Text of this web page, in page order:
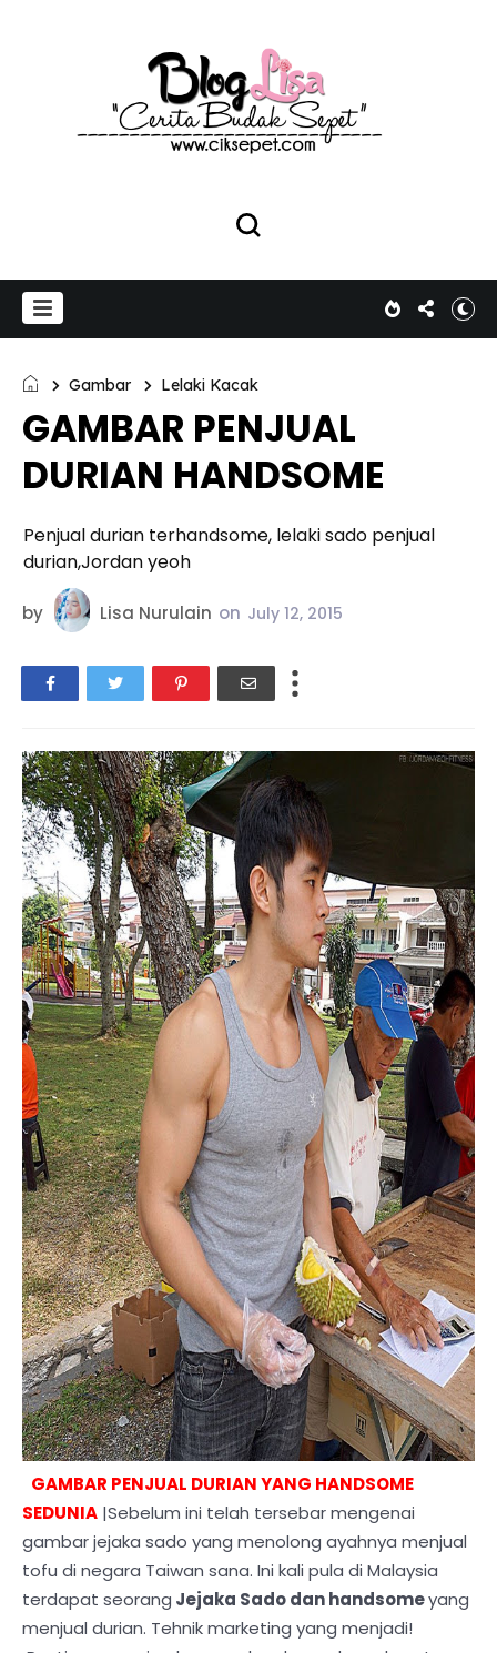
Gambar Lelaki Kacak
GAMBAR PENJUAL
DURIAN HANDSOME
Penjual durian terhandsome, lelaki sado penjual
durian,Jordan yeoh
by Lisa Nurulain on July 12, 2015
GAMBAR PENJUAL DURIAN YANG HANDSOME
SEDUNIA |Sebelum ini telah tersebar mengenai
gambar jejaka sado yang menolong ayahnya menjual
tofu di negara Taiwan sana. Ini kali pula di Malaysia
terdapat seorang Jejaka Sado dan handsomeyang
menjual durian. Tehnik marketing yang menjadi!